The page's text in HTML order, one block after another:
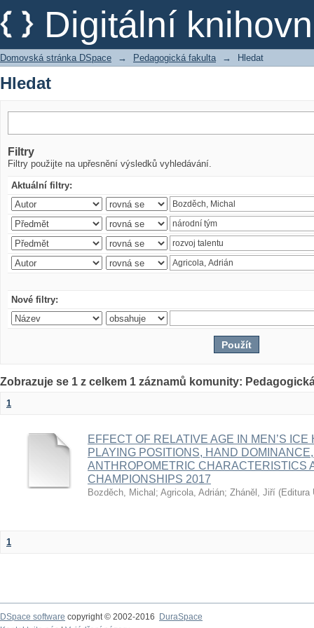
Digitální
Hledat
Domovská stránka DSpace → Pedagogická fakulta → Hledat
Hledat
Filtry
Filtry použijte na upřesnění výsledků vyhledávání.
Aktuální filtry:
Nové filtry:
Zobrazuje se 1 z celkem 1 záznamů komunity:
1
EFFECT OF RELATIVE AGE IN MEN’S
PLAYING POSITIONS, HAND
ANTHROPOMETRIC CHARACTERISTICS
CHAMPIONSHIPS 2017
Bozděch, Michal ; Agricola, Adrián; Zháněl, Jiří (Editura
1
DSpace software copyright © 2002-2016
DuraSpace